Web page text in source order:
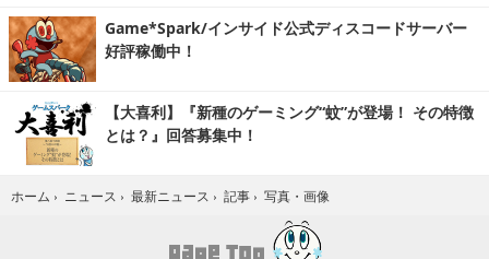
Game*Spark/インサイド公式ディスコードサーバー
好評稼働中！
【大喜利】『新種のゲーミング“蚊”が登場！ その特徴
とは？』回答募集中！
ホーム › ニュース › 最新ニュース › 記事 › 写真・画像